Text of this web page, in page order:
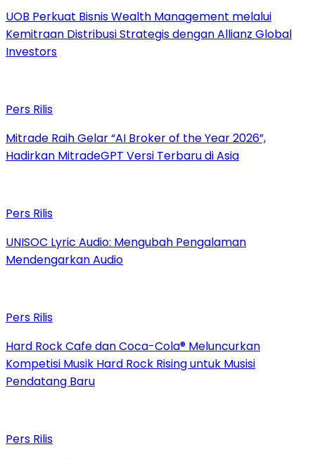
UOB Perkuat Bisnis Wealth Management melalui
Kemitraan Distribusi Strategis dengan Allianz Global
Investors
Pers Rilis
Mitrade Raih Gelar “AI Broker of the Year 2026”,
Hadirkan MitradeGPT Versi Terbaru di Asia
Pers Rilis
UNISOC Lyric Audio: Mengubah Pengalaman
Mendengarkan Audio
Pers Rilis
Hard Rock Cafe dan Coca-Cola® Meluncurkan
Kompetisi Musik Hard Rock Rising untuk Musisi
Pendatang Baru
Pers Rilis